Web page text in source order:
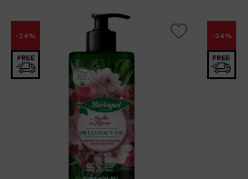
-24% -24%